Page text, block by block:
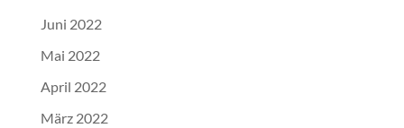
Juni 2022
Mai 2022
April 2022
März 2022